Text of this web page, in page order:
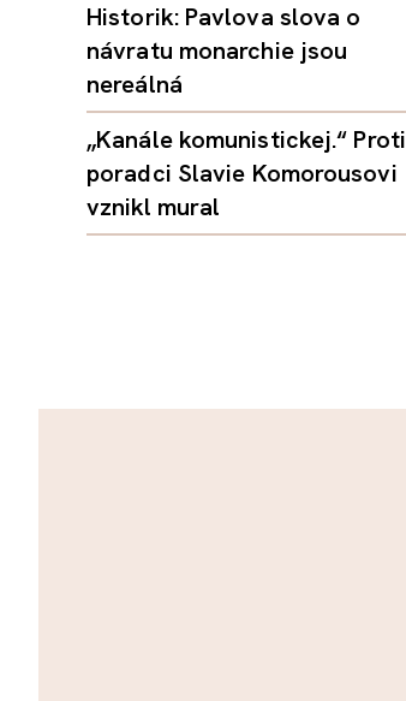
Historik: Pavlova slova o
návratu monarchie jsou
nereálná
„Kanále komunistickej.“ Proti
poradci Slavie Komorousovi
vznikl mural